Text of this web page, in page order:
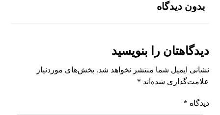
بدون دیدگاه
دیدگاهتان را بنویسید
نشانی ایمیل شما منتشر نخواهد شد. بخش‌های موردنیاز
علامت‌گذاری شده‌اند *
دیدگاه *